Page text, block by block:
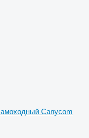
Canycom